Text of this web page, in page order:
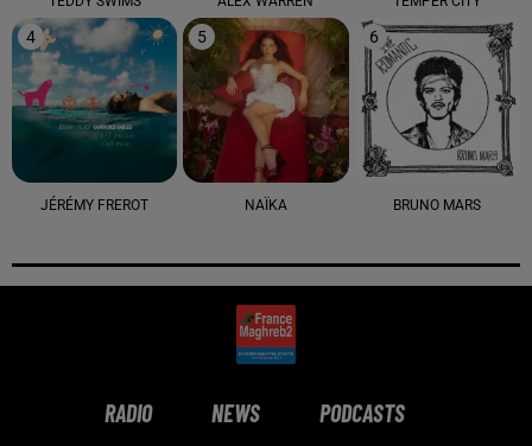
4
JÉRÉMY FREROT
5
NAÏKA
6
BRUNO MARS
RADIO NEWS PODCASTS